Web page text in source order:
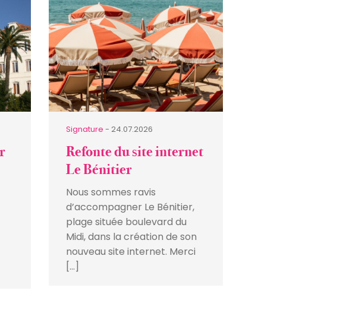
Signature - 24.07.2026
Refonte du site internet
Le Bénitier
Nous sommes ravis
d’accompagner Le Bénitier,
plage située boulevard du
Midi, dans la création de son
nouveau site internet. Merci
[…]